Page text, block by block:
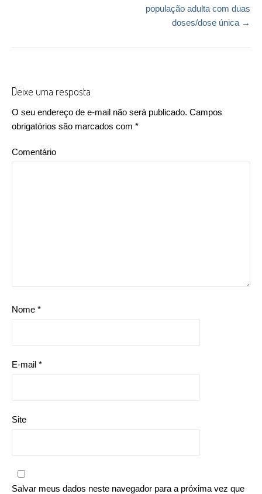
população adulta com duas
doses/dose única →
Deixe uma resposta
O seu endereço de e-mail não será publicado. Campos
obrigatórios são marcados com *
Comentário
Nome *
E-mail *
Site
Salvar meus dados neste navegador para a próxima vez que